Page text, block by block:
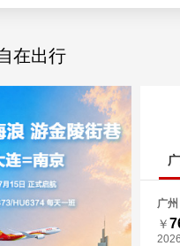
在出行
广州
￥